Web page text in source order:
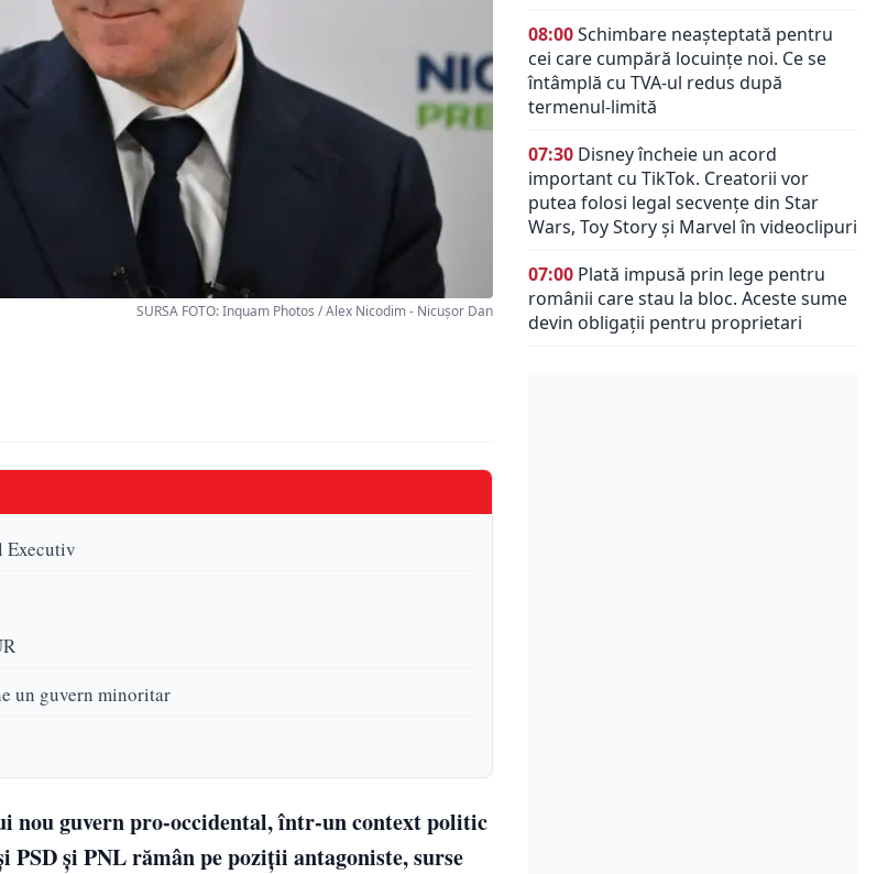
SURSA FOTO: Inquam Photos / Alex Nicodim - Nicușor Dan
Executiv
un guvern minoritar
nou guvern pro-occidental, într-un context politic
și PNL rămân pe poziții antagoniste, surse
08:00Schimbare neașteptată pentru
cei care cumpără locuințe noi. Ce se
întâmplă cu TVA-ul redus după
termenul-limită
07:30 Disney încheie un acord
important cu TikTok. Creatorii vor
putea folosi legal secvențe din Star
Wars, Toy Story și Marvel în videoclipuri
07:00 Plată impusă prin lege pentru
românii care stau la bloc. Aceste sume
devin obligații pentru proprietari